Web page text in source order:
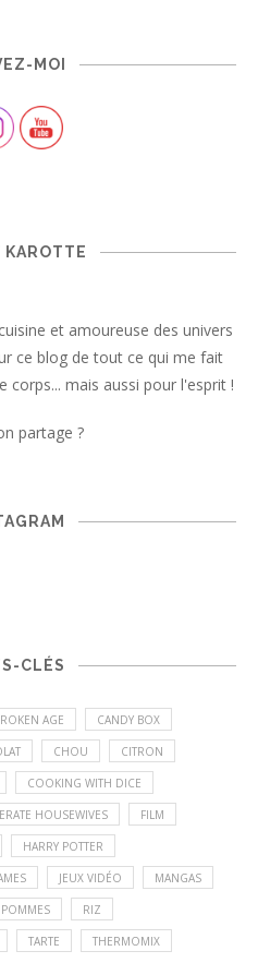
MOI
KAROTTE
et amoureuse des univers
ce blog de tout ce qui me fait
corps... mais aussi pour l'esprit !
partage ?
CLÉS
AGE CANDY BOX
CHOU CITRON
COOKING WITH DICE
HOUSEWIVES FILM
HARRY POTTER
JEUX VIDÉO MANGAS
POMMES RIZ
TARTE THERMOMIX